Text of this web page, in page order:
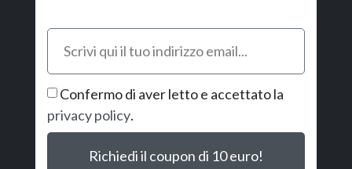
Confermo di aver letto e accettato la
privacy policy.
Richiedi il coupon di 10 euro!